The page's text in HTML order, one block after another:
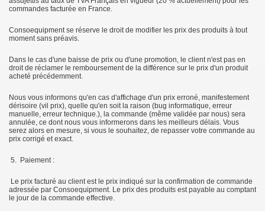
commandes facturée en France.
Consoequipment se réserve le droit de modifier les prix des produits à tout
moment sans préavis.
Dans le cas d'une baisse de prix ou d'une promotion, le client n'est pas en
droit de réclamer le remboursement de la différence sur le prix d'un produit
acheté précédemment.
Nous vous informons qu'en cas d'affichage d'un prix erroné, manifestement
dérisoire (vil prix), quelle qu'en soit la raison (bug informatique, erreur
manuelle, erreur technique.), la commande (même validée par nous) sera
annulée, ce dont nous vous informerons dans les meilleurs délais. Vous
serez alors en mesure, si vous le souhaitez, de repasser votre commande au
prix corrigé et exact.
5. Paiement :
Le prix facturé au client est le prix indiqué sur la confirmation de commande
adressée par Consoequipment. Le prix des produits est payable au comptant
le jour de la commande effective.